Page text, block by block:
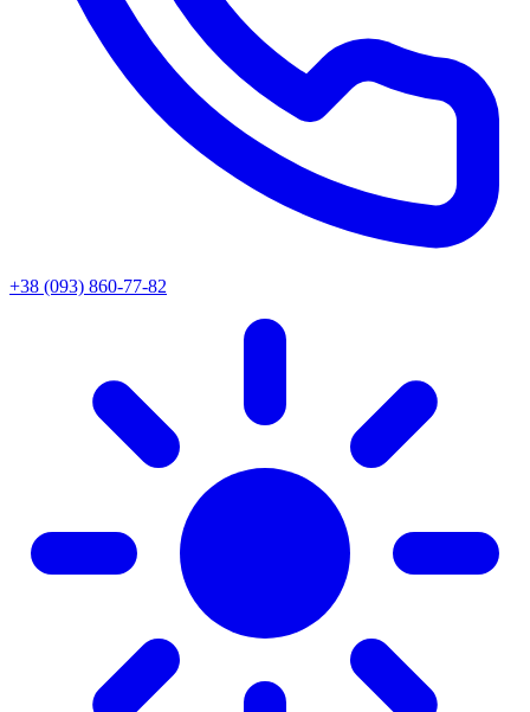
+38 (093) 860-77-82